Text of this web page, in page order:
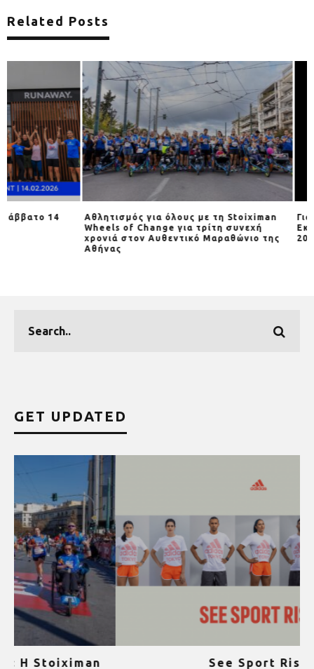
Related Posts
Αθλητισμός για όλους με τη Stoiximan
Wheels of Change για τρίτη συνεχή
χρονιά στον Αυθεντικό Μαραθώνιο της
Για 3η χρονιά o
Εκκίνηση» την
2025
GET UPDATED